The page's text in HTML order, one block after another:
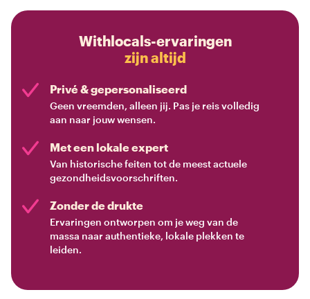
Withlocals-ervaringen
zijn altijd
Privé & gepersonaliseerd
Geen vreemden, alleen jij. Pas je reis volledig
aan naar jouw wensen.
Met een lokale expert
Van historische feiten tot de meest actuele
gezondheidsvoorschriften.
Zonder de drukte
Ervaringen ontworpen om je weg van de
massa naar authentieke, lokale plekken te
leiden.